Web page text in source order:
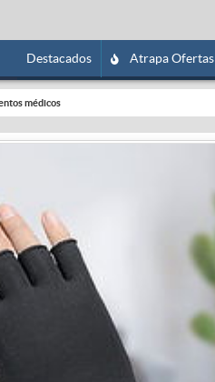
Destacados Atrapa Ofertas
médicos